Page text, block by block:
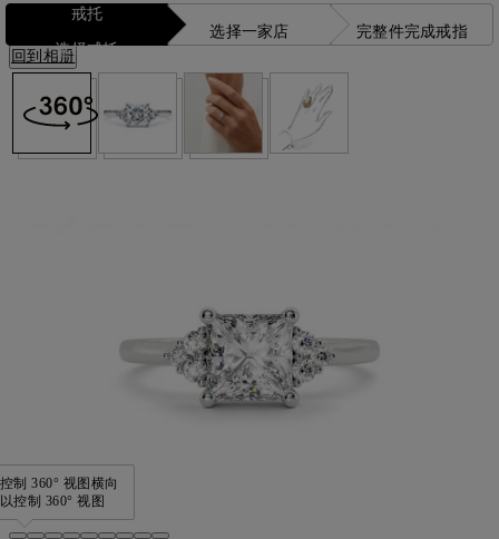
戒托
选择戒托
选择一家店 完整件完成戒指
回到相册
制 360° 视图横向
控制 360° 视图